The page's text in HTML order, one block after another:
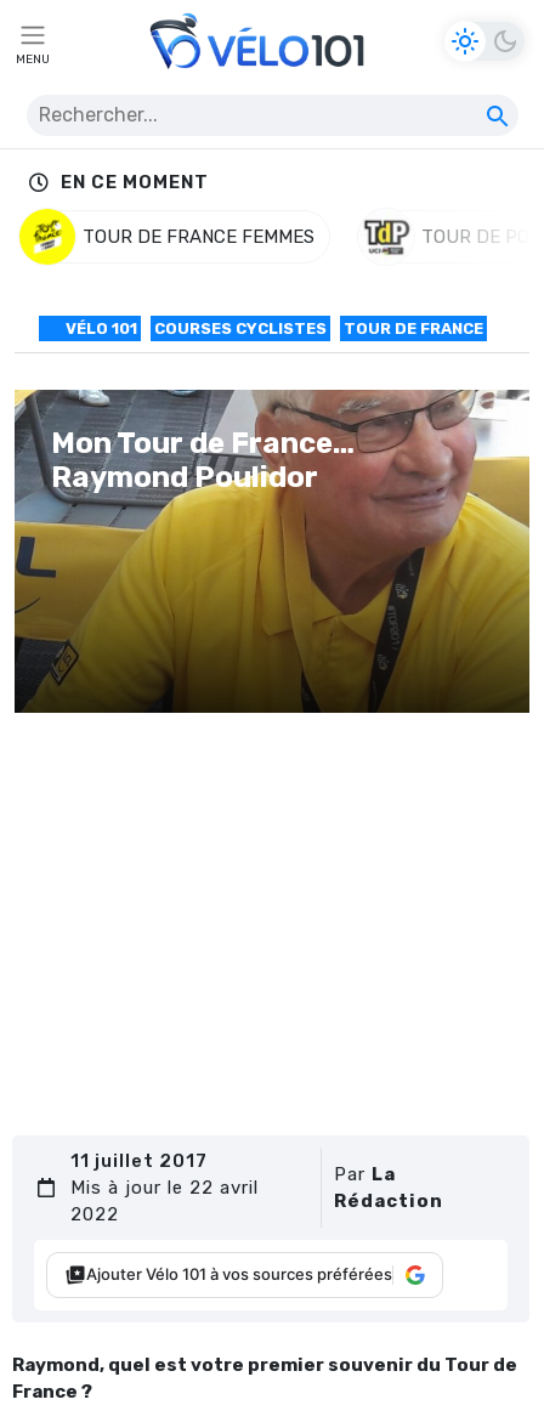
MENU
EN CE MOMENT
TOUR DE FRANCE FEMMES TOUR DE
VÉLO 101 COURSES CYCLISTES TOUR DE FRANCE
Mon Tour de France…
Raymond Poulidor
11 juillet 2017
Mis à jour le 22 avril
2022
Par La
Rédaction
Ajouter Vélo 101 à vos sources préférées
Raymond, quel est votre premier souvenir du Tour de
France ?